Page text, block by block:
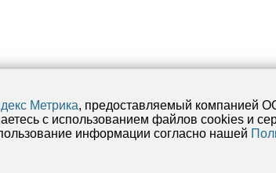
ИССЛЕДОВАТЕЛЬСКИЙ ЦЕНТР КОМПЛЕКСНОГО
Метрика, предоставляемый компанией
с использованием файлов cookies и
информации согласно нашей